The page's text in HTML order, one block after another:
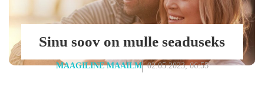
Veebinarid
Kuulutused
Parool
Sinu soov on mulle seaduseks
MAAGILINE MAAILM 02.05.2023, 06:55